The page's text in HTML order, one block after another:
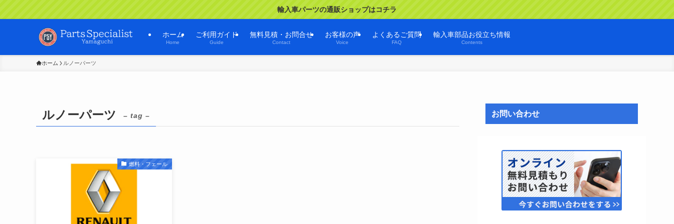
輸入車パーツの通販ショップはコチラ
ホーム
Home
ご利用ガイド
Guide
無料見積・お問合せ
Contact
お客様の声
Voice
よくあるご質問
FAQ
輸入車部品お役立ち情報
Contents
ホーム ルノーパーツ
ルノーパーツ – tag –
燃料・フェール
お問い合わせ